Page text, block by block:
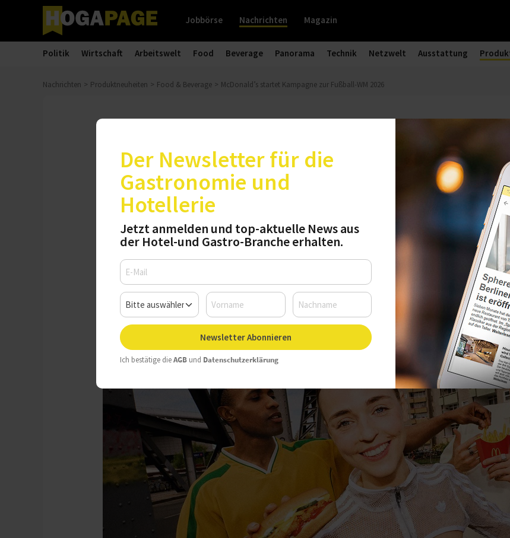
Jobbörse Nachrichten Magazin
Politik Wirtschaft Arbeitswelt Food Beverage Panorama Technik Netzwelt Ausstattung
Nachrichten Produktneuheiten Food & Beverage McDonald’s startet Kampagne zur Fußball-WM 2026
McDonald’s startet Kampagne zur Fußball-WM
Mit neuen Food-Produkten, einem eigenen Song und Social-
McDonald’s Deutschland auf die FIFA Fußball-Weltmeisterschaft
Mittelpunkt stehen gemeinsame Erlebnisse rund um Public
Momente.
Der Newsletter für die
Gastronomie und
Hotellerie
Jetzt anmelden und top-aktuelle News aus
der Hotel-und Gastro-Branche erhalten.
Newsletter Abonnieren
Ich bestätige dieAGB und Datenschutzerklärung